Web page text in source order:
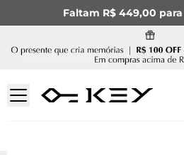
Faltam R$ 449,00